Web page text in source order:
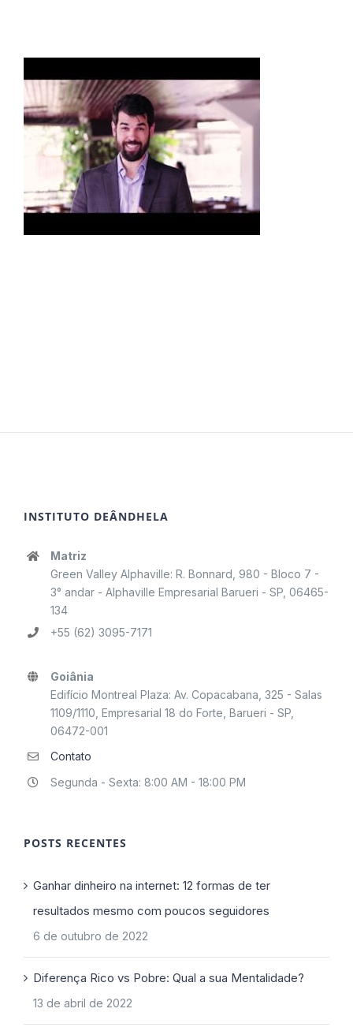
INSTITUTO DEÂNDHELA
Matriz
Green Valley Alphaville: R. Bonnard, 980 - Bloco 7 -
3° andar - Alphaville Empresarial Barueri - SP, 06465-
134
+55 (62) 3095-7171
Goiânia
Edifício Montreal Plaza: Av. Copacabana, 325 - Salas
1109/1110, Empresarial 18 do Forte, Barueri - SP,
06472-001
Contato
Segunda - Sexta: 8:00 AM - 18:00 PM
POSTS RECENTES
Ganhar dinheiro na internet: 12 formas de ter
resultados mesmo com poucos seguidores
6 de outubro de 2022
Diferença Rico vs Pobre: Qual a sua Mentalidade?
13 de abril de 2022